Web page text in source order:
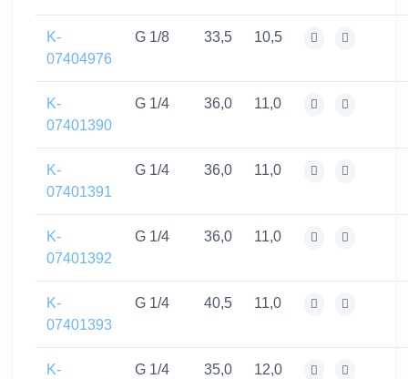
K-
07404976
G 1/8 33,5 10,5
K-
07401390
G 1/4 36,0 11,0
K-
07401391
G 1/4 36,0 11,0
K-
07401392
G 1/4 36,0 11,0
K-
07401393
G 1/4 40,5 11,0
K-
G 1/4 35,0 12,0